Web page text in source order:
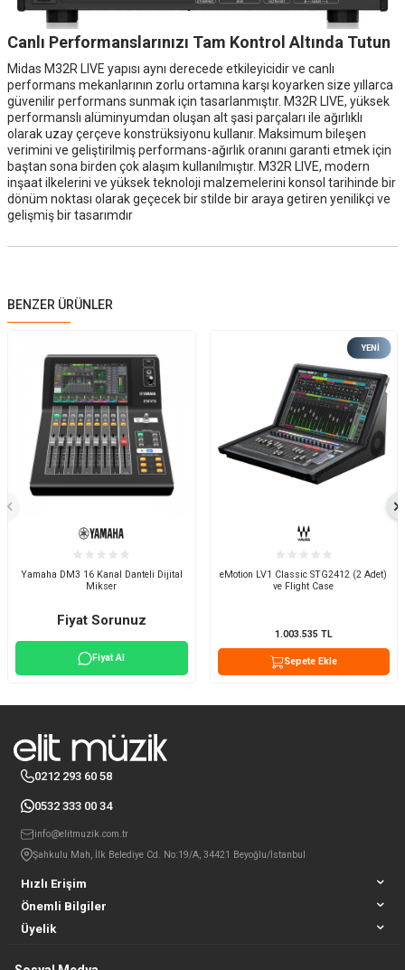
Canlı Performanslarınızı Tam Kontrol Altında Tutun
Midas M32R LIVE yapısı aynı derecede etkileyicidir ve canlı
performans mekanlarının zorlu ortamına karşı koyarken size yıllarca
güvenilir performans sunmak için tasarlanmıştır. M32R LIVE, yüksek
performanslı alüminyumdan oluşan alt şasi parçaları ile ağırlıklı
olarak uzay çerçeve konstrüksiyonu kullanır. Maksimum bileşen
verimini ve geliştirilmiş performans-ağırlık oranını garanti etmek için
baştan sona birden çok alaşım kullanılmıştır. M32R LIVE, modern
inşaat ilkelerini ve yüksek teknoloji malzemelerini konsol tarihinde bir
dönüm noktası olarak geçecek bir stilde bir araya getiren yenilikçi ve
gelişmiş bir tasarımdır
BENZER ÜRÜNLER
Yamaha DM3 16 Kanal Danteli Dijital
Mikser
Fiyat Sorunuz
Fiyat Al
YENI
eMotion LV1 Classic STG2412 (2 Adet)
ve Flight Case
1.003.535TL
Sepete Ekle
Hızlı Erişim
Önemli Bilgiler
Üyelik
0212 293 60 58
0532 333 00 34
info@elitmuzik.com.tr
Şahkulu Mah, İlk Belediye Cd. No:19/A, 34421 Beyoğlu/İstanbul